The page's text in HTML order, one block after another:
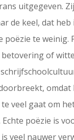
uitgegeven.
de keel, dat heb
poëzie te weinig.
of
omdat
veel gaat om
Echte poëzie is
veel nauwer